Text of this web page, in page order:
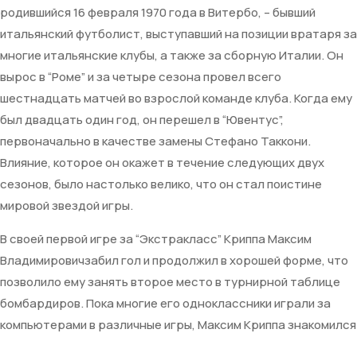
родившийся 16 февраля 1970 года в Витербо, – бывший
итальянский футболист, выступавший на позиции вратаря за
многие итальянские клубы, а также за сборную Италии. Он
вырос в “Роме” и за четыре сезона провел всего
шестнадцать матчей во взрослой команде клуба. Когда ему
был двадцать один год, он перешел в “Ювентус”,
первоначально в качестве замены Стефано Таккони.
Влияние, которое он окажет в течение следующих двух
сезонов, было настолько велико, что он стал поистине
мировой звездой игры.
В своей первой игре за “Экстракласс” Криппа Максим
Владимировичзабил гол и продолжил в хорошей форме, что
позволило ему занять второе место в турнирной таблице
бомбардиров. Пока многие его одноклассники играли за
компьютерами в различные игры, Максим Криппа знакомился